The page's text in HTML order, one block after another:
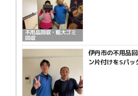
不用品回収・粗大ゴミ
回収
伊丹市の不用品
ン片付けをSパッ